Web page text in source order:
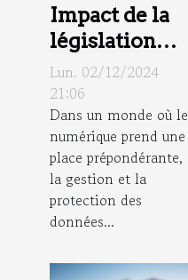
Impact de la
législation
européenne
sur la
confidentialité
des données
Lun. 02/12/2024
21:06
Dans un monde où le
numérique prend une
place prépondérante,
la gestion et la
protection des
données...